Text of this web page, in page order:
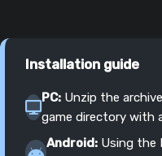
Installation guide
PC: Unzip the
game directory with
Android: Using the